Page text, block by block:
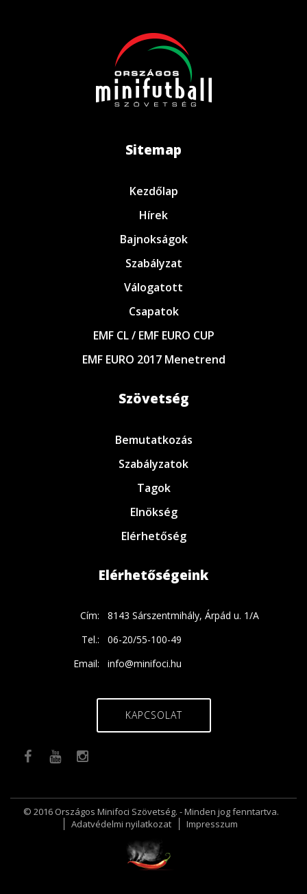
Sitemap
Kezdőlap
Hírek
Bajnokságok
Szabályzat
Válogatott
Csapatok
EMF CL / EMF EURO CUP
EMF EURO 2017 Menetrend
Szövetség
Bemutatkozás
Szabályzatok
Tagok
Elnökség
Elérhetőség
Elérhetőségeink
Cím:
8143 Sárszentmihály, Árpád u. 1/A
Tel.:
06-20/55-100-49
Email:
info@minifoci.hu
KAPCSOLAT
© 2016 Országos Minifoci Szövetség. - Minden jog fenntartva.
Adatvédelmi nyilatkozat
Impresszum